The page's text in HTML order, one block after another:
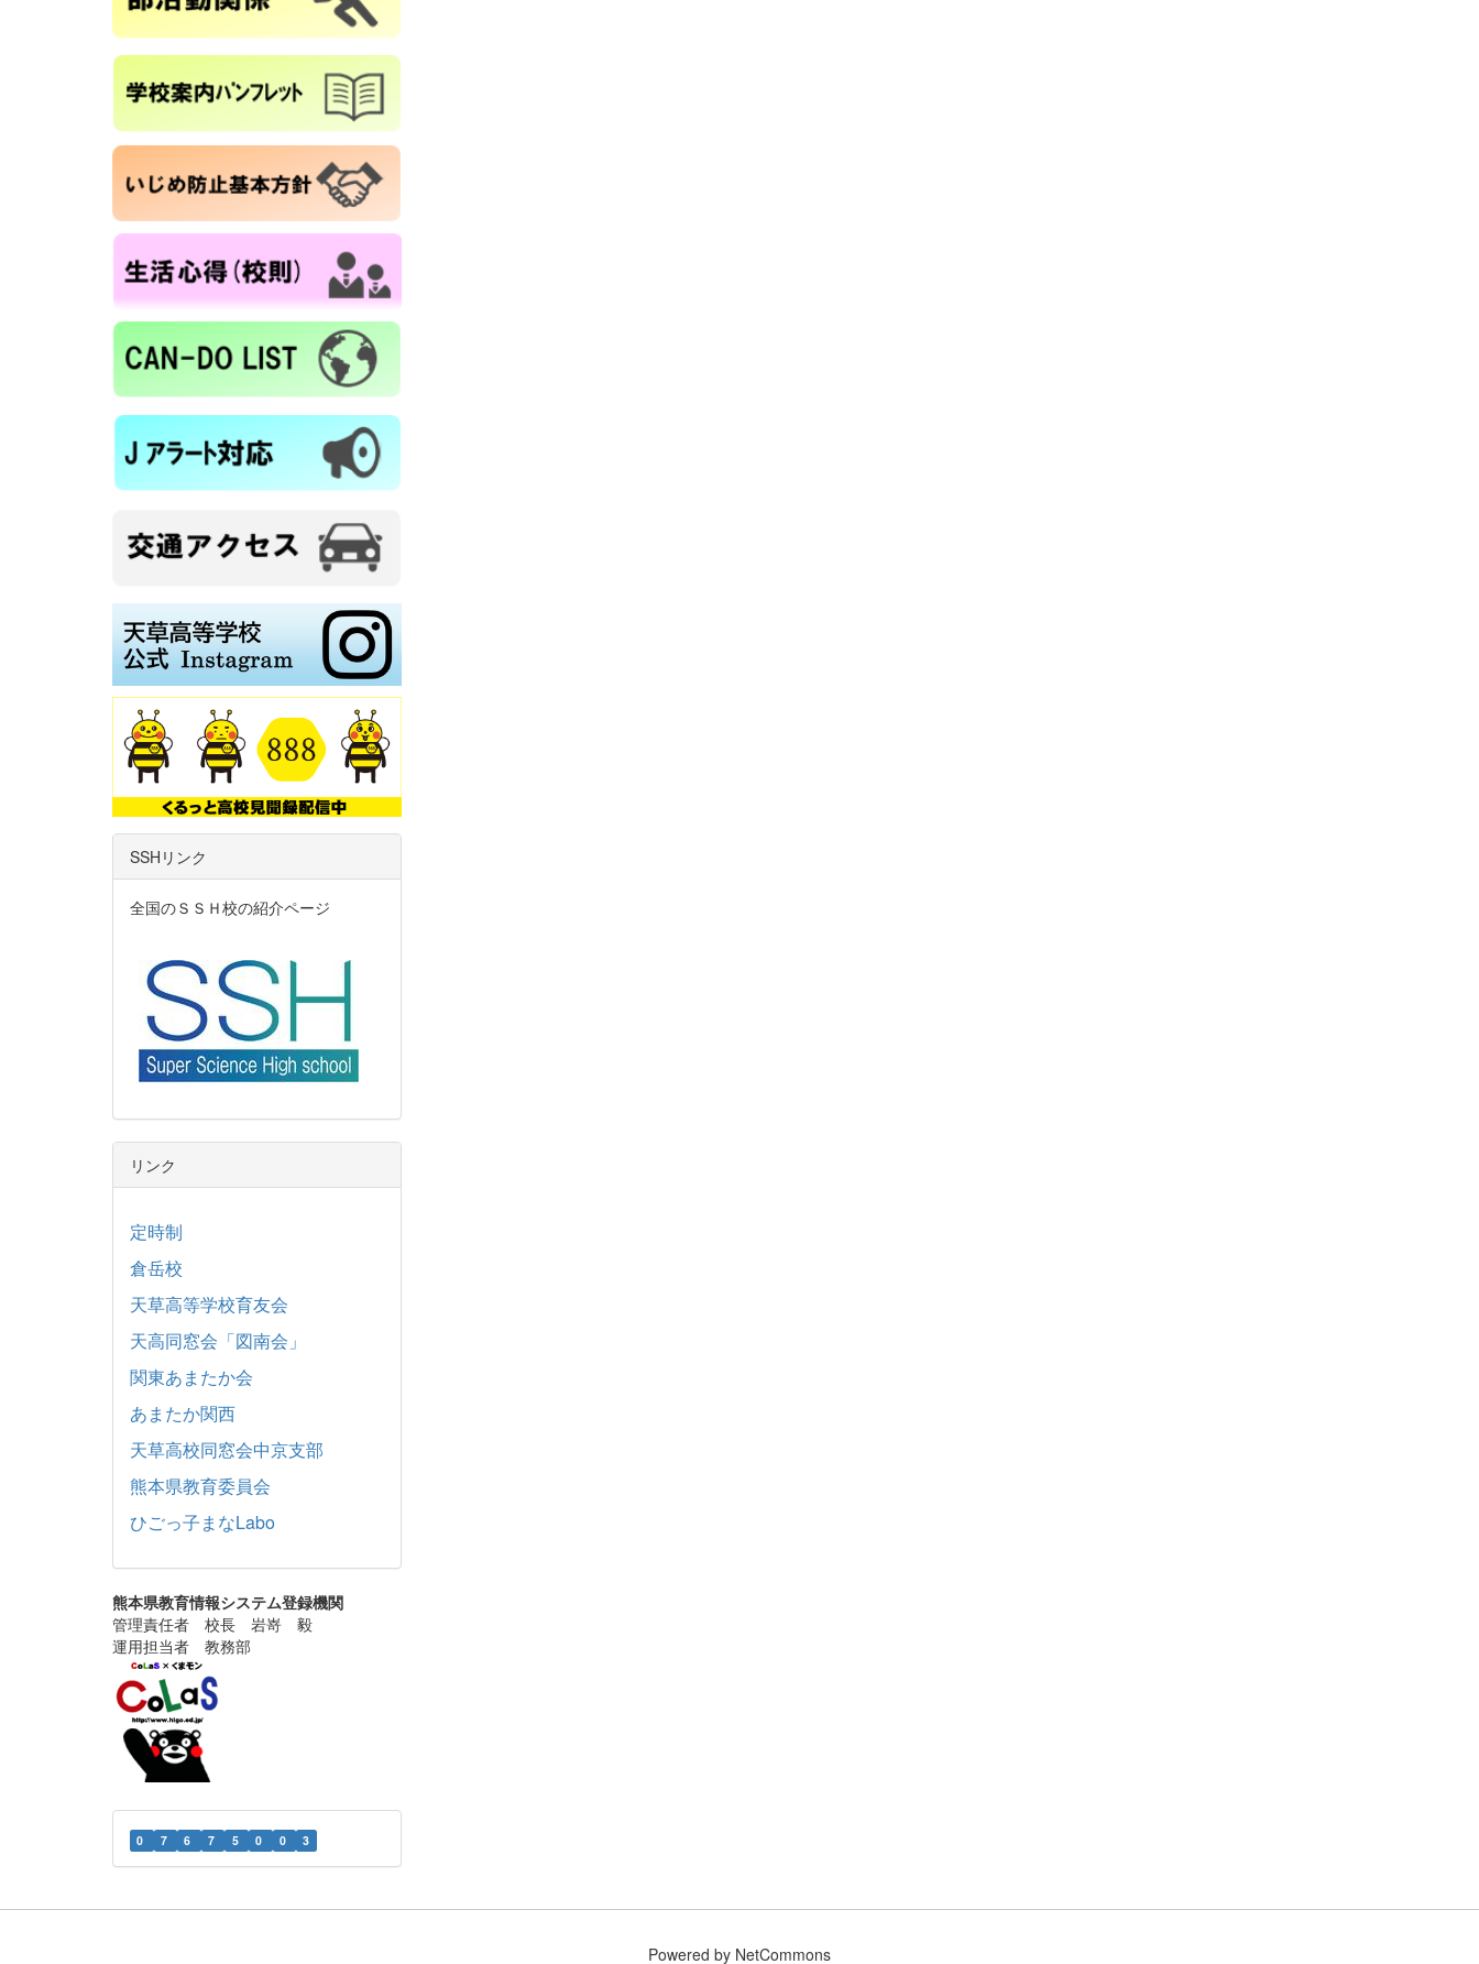
SSHリンク
全国のＳＳＨ校の紹介ページ
リンク
定時制
倉岳校
天草高等学校育友会
天高同窓会「図南会」
関東あまたか会
あまたか関西
天草高校同窓会中京支部
熊本県教育委員会
ひごっ子まなLabo
熊本県教育情報システム登録機関
管理責任者 校長 岩嵜 毅
運用担当者 教務部
0 7 6 7 5 0 0 3
Powered by NetCommons